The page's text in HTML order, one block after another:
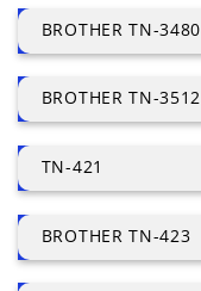
BROTHER TN-3480
BROTHER TN-3512
TN-421
BROTHER TN-423